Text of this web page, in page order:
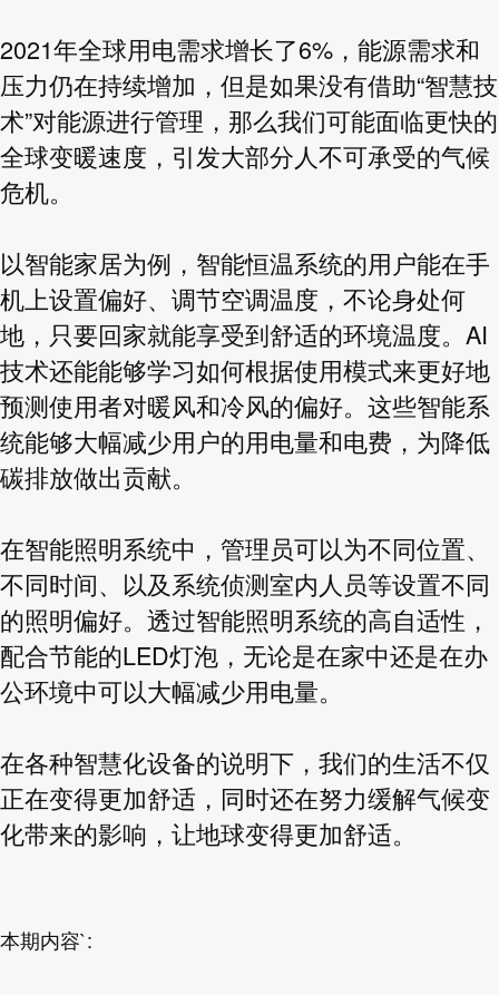
2021年全球用电需求增长了6% ，能源需求和
压力仍在持续增加，但是如果没有借助“智慧技
术”对能源进行管理，那么我们可能面临更快的
全球变暖速度，引发大部分人不可承受的气候
危机。
以智能家居为例，智能恒温系统的用户能在手
机上设置偏好、调节空调温度，不论身处何
地，只要回家就能享受到舒适的环境温度。 AI
技术还能能够学习如何根据使用模式来更好地
预测使用者对暖风和冷风的偏好。这些智能系
统能够大幅减少用户的用电量和电费，为降低
碳排放做出贡献。
在智能照明系统中，管理员可以为不同位置、
不同时间、以及系统侦测室内人员等设置不同
的照明偏好。透过智能照明系统的高自适性，
配合节能的LED灯泡，无论是在家中还是在办
公环境中可以大幅减少用电量。
在各种智慧化设备的说明下，我们的生活不仅
正在变得更加舒适，同时还在努力缓解气候变
化带来的影响，让地球变得更加舒适。
本期内容`: